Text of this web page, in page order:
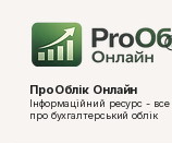
ПроОблік Онлайн
Інформаційний ресурс - все
про бухгалтерський облік